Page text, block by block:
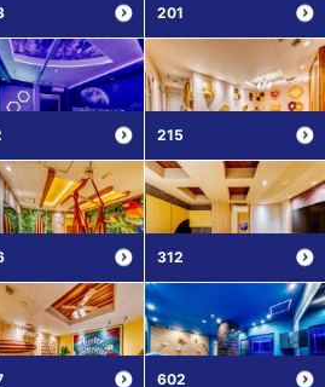
201
215
312
602